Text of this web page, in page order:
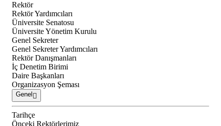
Rektör
Rektör Yardımcıları
Üniversite Senatosu
Üniversite Yönetim Kurulu
Genel Sekreter
Genel Sekreter Yardımcıları
Rektör Danışmanları
İç Denetim Birimi
Daire Başkanları
Organizasyon Şeması
Genel
Tarihçe
Önceki Rektörlerimiz